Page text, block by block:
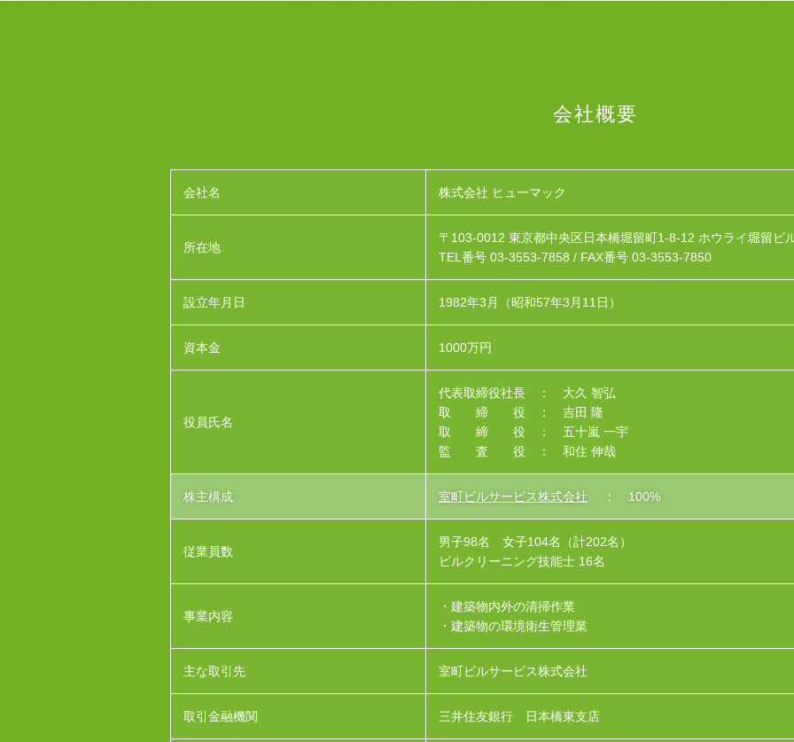
会社概要
会社名 株式会社 ヒューマック
所在地
〒103-0012 東京都中央区日本橋堀留町1-8-12 ホウライ堀留ビ
TEL番号 03-3553-7858 / FAX番号 03-3553-7850
設立年月日 1982年3月（昭和57年3月11日）
資本金 1000万円
役員氏名
代表取締役社長 ： 大久 智弘
取 締 役 ： 吉田 隆
取 締 役 ： 五十嵐 一宇
監 査 役 ： 和住 伸哉
株主構成 室町ビルサービス株式会社 ： 100%
従業員数
男子98名 女子104名（計202名）
ビルクリーニング技能士 16名
事業内容
・建築物内外の清掃作業
・建築物の環境衛生管理業
主な取引先 室町ビルサービス株式会社
取引金融機関 三井住友銀行 日本橋東支店